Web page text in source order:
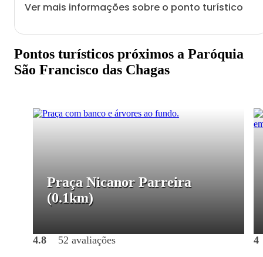
Ver mais informações sobre o ponto turístico
Pontos turísticos próximos a Paróquia
São Francisco das Chagas
Praça Nicanor Parreira
(0.1km)
4.8 52 avaliações 4